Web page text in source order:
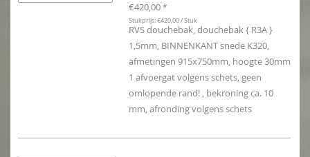
€420,00 *
Stukprijs: €420,00 / Stuk
RVS douchebak, douchebak { R3A }
1,5mm, BINNENKANT snede K320,
afmetingen 915x750mm, hoogte 30mm
1 afvoergat volgens schets, geen
omlopende rand! , bekroning ca. 10
mm, afronding volgens schets